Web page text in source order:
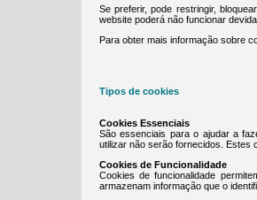
Se preferir, pode restringir,
website poderá não funcionar
Para obter mais informação sobre
Tipos de cookies
Cookies Essenciais
São essenciais para o ajudar a
utilizar não serão fornecidos. Estes
Cookies de Funcionalidade
Cookies de funcionalidade
armazenam informação que o